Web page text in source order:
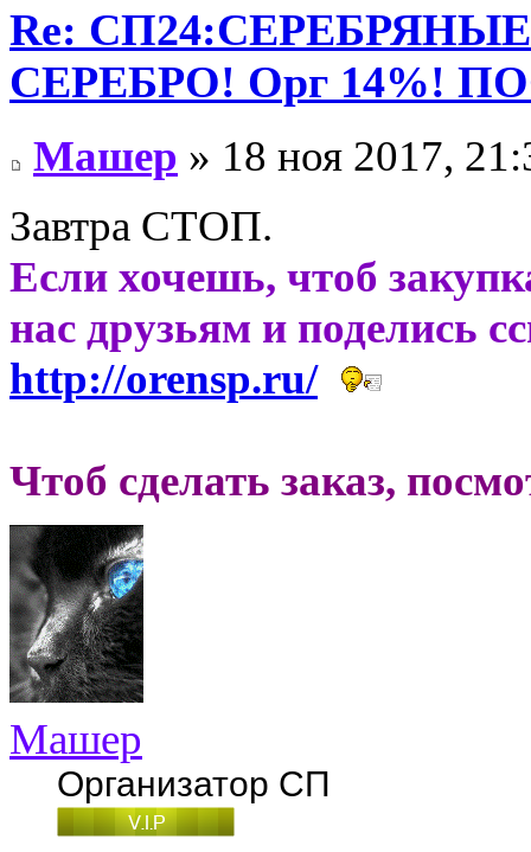
Re:
СЕРЕБРО! Орг 14%!
Машер » 18 ноя 2017,
Завтра СТОП.
Если хочешь, чтоб
нас друзьям и поделись
http://orensp.ru/
Чтоб сделать заказ,
Машер
Организатор СП